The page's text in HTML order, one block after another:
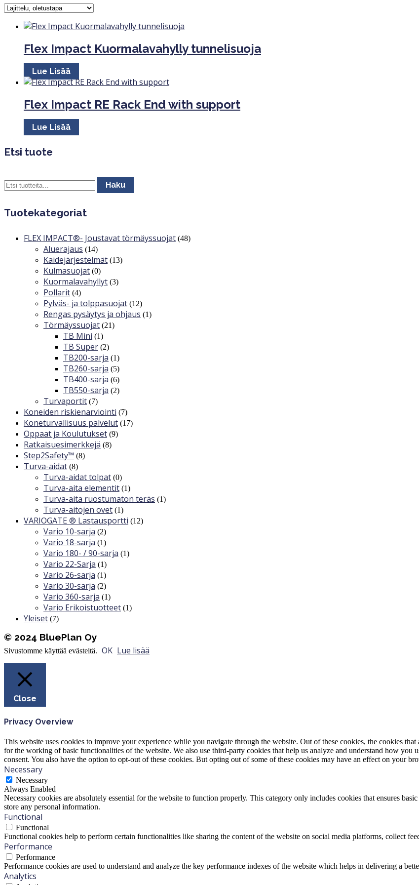
Flex Impact Kuormalavahylly tunnelisuoja
Lue Lisää
Flex Impact RE Rack End with support
Lue Lisää
Etsi tuote
Haku
Tuotekategoriat
FLEX IMPACT®- Joustavat törmäyssuojat (48)
Aluerajaus (14)
Kaidejärjestelmät (13)
Kulmasuojat (0)
Kuormalavahyllyt (3)
Pollarit (4)
Pylväs- ja tolppasuojat (12)
Rengas pysäytys ja ohjaus (1)
Törmäyssuojat (21)
TB Mini (1)
TB Super (2)
TB200-sarja (1)
TB260-sarja (5)
TB400-sarja (6)
TB550-sarja (2)
Turvaportit (7)
Koneiden riskienarviointi (7)
Koneturvallisuus palvelut (17)
Oppaat ja Koulutukset (9)
Ratkaisuesimerkkejä (8)
Step2Safety™ (8)
Turva-aidat (8)
Turva-aidat tolpat (0)
Turva-aita elementit (1)
Turva-aita ruostumaton teräs (1)
Turva-aitojen ovet (1)
VARIOGATE ® Lastausportti (12)
Vario 10-sarja (2)
Vario 18-sarja (1)
Vario 180- / 90-sarja (1)
Vario 22-Sarja (1)
Vario 26-sarja (1)
Vario 30-sarja (2)
Vario 360-sarja (1)
Vario Erikoistuotteet (1)
Yleiset (7)
© 2024 BluePlan Oy
Sivustomme käyttää evästeitä. OK Lue lisää
Close
Privacy Overview
This website uses cookies to improve your experience while you navigate through the website. Out of these cookies, the cookies that
for the working of basic functionalities of the website. We also use third-party cookies that help us analyze and understand how
consent. You also have the option to opt-out of these cookies. But opting out of some of these cookies may have an effect on your
Necessary
Necessary
Always Enabled
Necessary cookies are absolutely essential for the website to function properly. This category only includes cookies that ensures
store any personal information.
Functional
Functional
Functional cookies help to perform certain functionalities like sharing the content of the website on social media platforms, collect
Performance
Performance
Performance cookies are used to understand and analyze the key performance indexes of the website which helps in delivering a
Analytics